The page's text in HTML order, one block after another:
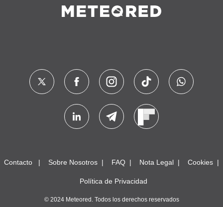
Contacto Sobre Nosotros FAQ Nota Legal Cookies
Política de Privacidad
© 2024 Meteored. Todos los derechos reservados